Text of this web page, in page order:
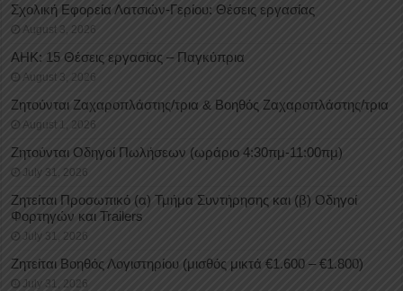
Σχολική Εφορεία Λατσιών-Γερίου: Θέσεις εργασίας
August 3, 2026
ΑΗΚ: 15 Θέσεις εργασίας – Παγκύπρια
August 3, 2026
Ζητούνται Ζαχαροπλάστης/τρια & Βοηθός Ζαχαροπλάστης/τρια
August 1, 2026
Ζητούνται Οδηγοί Πωλήσεων (ωράριο 4:30πμ-11:00πμ)
July 31, 2026
Ζητείται Προσωπικό (α) Τμήμα Συντήρησης και (β) Οδηγοί
Φορτηγών και Trailers
July 31, 2026
Ζητείται Βοηθός Λογιστηρίου (μισθός μικτά €1.600 – €1.800)
July 31, 2026